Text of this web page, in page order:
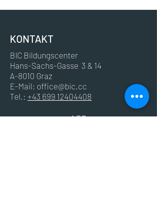
KONTAKT
BIC Bildungscenter
Hans-Sachs-Gasse 3 & 14
A-8010 Graz
E-Mail: office@bic.cc
Tel.: +43 699 12404408
AGB